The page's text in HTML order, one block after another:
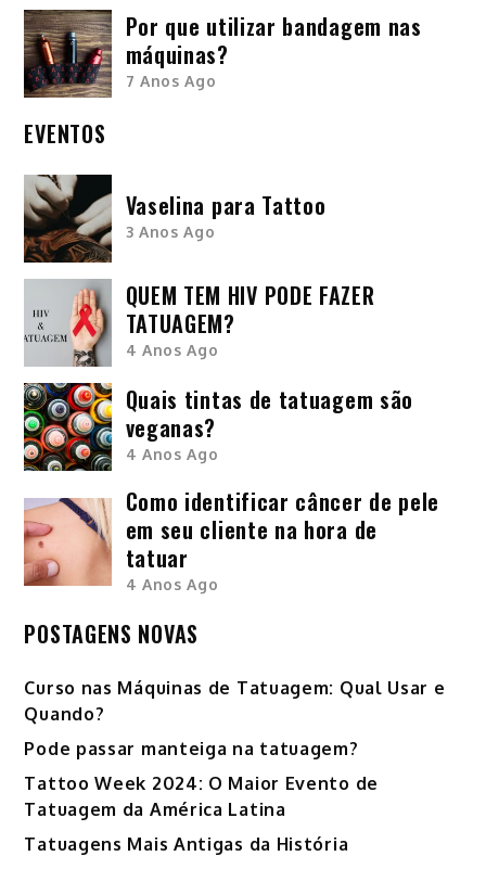
Por que utilizar bandagem nas
máquinas?
7 Anos Ago
EVENTOS
Vaselina para Tattoo
3 Anos Ago
QUEM TEM HIV PODE FAZER
TATUAGEM?
4 Anos Ago
Quais tintas de tatuagem são
veganas?
4 Anos Ago
Como identificar câncer de pele
em seu cliente na hora de
tatuar
4 Anos Ago
POSTAGENS NOVAS
Curso nas Máquinas de Tatuagem: Qual Usar e
Quando?
Pode passar manteiga na tatuagem?
Tattoo Week 2024: O Maior Evento de
Tatuagem da América Latina
Tatuagens Mais Antigas da História